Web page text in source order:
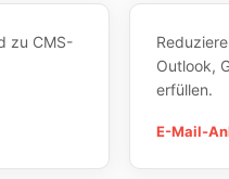
zu CMS-
Outlook,
erfüllen.
E-Mail-